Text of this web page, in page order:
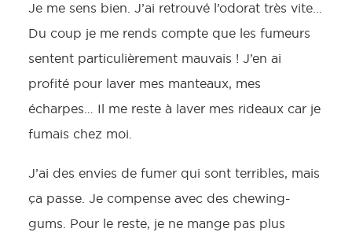
Je me sens bien. J’ai retrouvé l’odorat très vite…
Du coup je me rends compte que les fumeurs
sentent particulièrement mauvais ! J’en ai
profité pour laver mes manteaux, mes
écharpes… Il me reste à laver mes rideaux car je
fumais chez moi.
J’ai des envies de fumer qui sont terribles, mais
ça passe. Je compense avec des chewing-
gums. Pour le reste, je ne mange pas plus